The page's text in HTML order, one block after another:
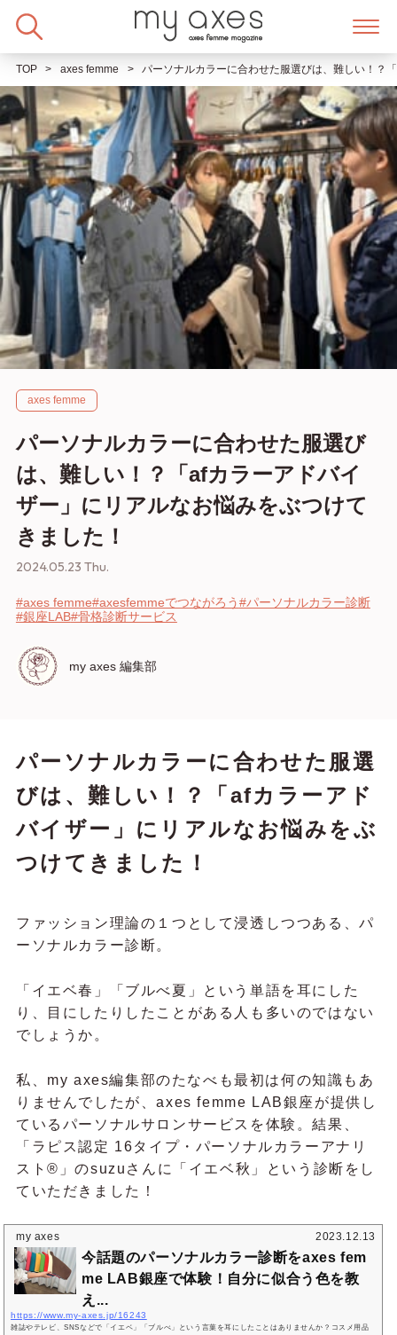
TOP axes femme パーソナルカラーに合わせた服選びは、難しい！？
axes femme
パーソナルカラーに合わせた服選び
は、難しい！？「afカラーアドバイ
ザー」にリアルなお悩みをぶつけて
きました！
2024.05.23 Thu.
#axes femme#axesfemmeでつながろう#パーソナルカラー診断
#銀座LAB#骨格診断サービス
my axes 編集部
パーソナルカラーに合わせた服選
びは、難しい！？「afカラーアド
バイザー」にリアルなお悩みをぶ
つけてきました！
ファッション理論の１つとして浸透しつつある、パ
ーソナルカラー診断。
「イエベ春」「ブルべ夏」という単語を耳にした
り、目にしたりしたことがある人も多いのではない
でしょうか。
私、my axes編集部のたなべも最初は何の知識もあ
りませんでしたが、axes femme LAB銀座が提供し
ているパーソナルサロンサービスを体験。結果、
「ラピス認定 16タイプ・パーソナルカラーアナリ
スト®」のsuzuさんに「イエベ秋」という診断をし
ていただきました！
my axes 2023.12.13
今話題のパーソナルカラー診断をaxes fem
me LAB銀座で体験！自分に似合う色を教
え...
https://www.my-axes.jp/16243
雑誌やテレビ、SNSなどで「イエベ」「ブルべ」という言葉を耳にしたことはありませんか？コスメ用品